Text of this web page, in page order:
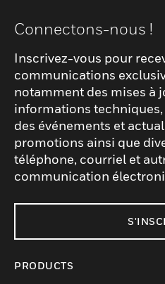
Connectons-nous !
Inscrivez-vous pour
communications
notamment des mises à
informations
des événements et
promotions ainsi que
téléphone, courriel et
communication
PRODUCTS